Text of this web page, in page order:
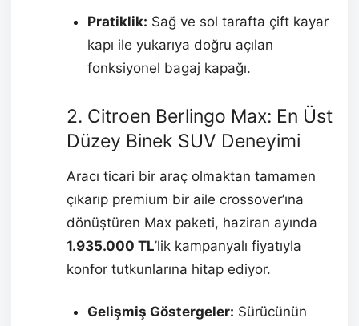
Pratiklik: Sağ ve sol tarafta çift kayar
kapı ile yukarıya doğru açılan
fonksiyonel bagaj kapağı.
2. Citroen Berlingo Max: En Üst
Düzey Binek SUV Deneyimi
Aracı ticari bir araç olmaktan tamamen
çıkarıp premium bir aile crossover’ına
dönüştüren Max paketi, haziran ayında
1.935.000 TL’lik kampanyalı fiyatıyla
konfor tutkunlarına hitap ediyor.
Gelişmiş Göstergeler: Sürücünün